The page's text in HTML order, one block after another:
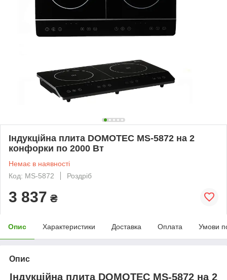
Індукційна плита DOMOTEC MS-5872 на 2
конфорки по 2000 Вт
Немає в наявності
Код: MS-5872
Роздріб
3 837 ₴
Опис Характеристики Доставка Оплата Умови
Опис
Індукційна плита DOMOTEC MS-5872 на 2